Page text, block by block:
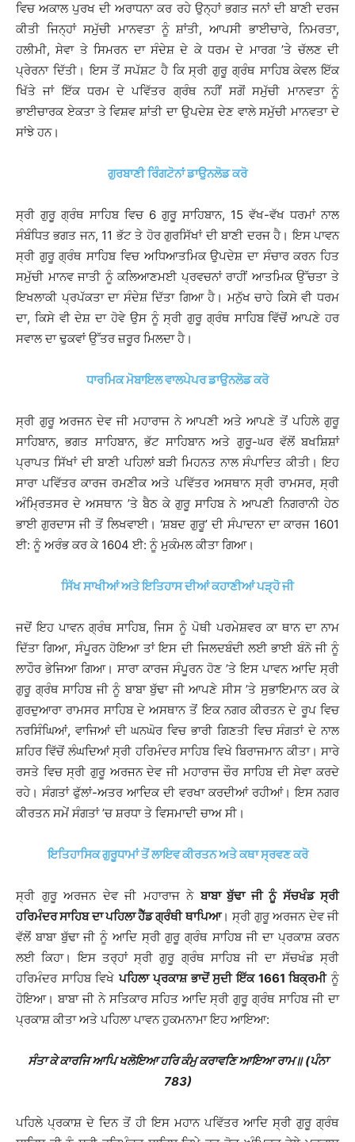
ਵਿਚ ਅਕਾਲ ਪੁਰਖ ਦੀ ਅਰਾਧਨਾ ਕਰ ਰਹੇ ਉਨ੍ਹਾਂ ਭਗਤ ਜਨਾਂ ਦੀ ਬਾਣੀ ਦਰਜ
ਕੀਤੀ ਜਿਨ੍ਹਾਂ ਸਮੁੱਚੀ ਮਾਨਵਤਾ ਨੂੰ ਸ਼ਾਂਤੀ, ਆਪਸੀ ਭਾਈਚਾਰੇ, ਨਿਮਰਤਾ,
ਹਲੀਮੀ, ਸੇਵਾ ਤੇ ਸਿਮਰਨ ਦਾ ਸੰਦੇਸ਼ ਦੇ ਕੇ ਧਰਮ ਦੇ ਮਾਰਗ ’ਤੇ ਚੱਲਣ ਦੀ
ਪ੍ਰੇਰਨਾ ਦਿੱਤੀ। ਇਸ ਤੋਂ ਸਪੱਸ਼ਟ ਹੈ ਕਿ ਸ੍ਰੀ ਗੁਰੂ ਗ੍ਰੰਥ ਸਾਹਿਬ ਕੇਵਲ ਇੱਕ
ਖਿੱਤੇ ਜਾਂ ਇੱਕ ਧਰਮ ਦੇ ਪਵਿੱਤਰ ਗ੍ਰੰਥ ਨਹੀਂ ਸਗੋਂ ਸਮੁੱਚੀ ਮਾਨਵਤਾ ਨੂੰ
ਭਾਈਚਾਰਕ ਏਕਤਾ ਤੇ ਵਿਸ਼ਵ ਸ਼ਾਂਤੀ ਦਾ ਉਪਦੇਸ਼ ਦੇਣ ਵਾਲੇ ਸਮੁੱਚੀ ਮਾਨਵਤਾ ਦੇ
ਸਾਂਝੇ ਹਨ।
ਗੁਰਬਾਣੀ ਰਿੰਗਟੋਨਾਂ ਡਾਉਨਲੋਡ ਕਰੋ
ਸ੍ਰੀ ਗੁਰੂ ਗ੍ਰੰਥ ਸਾਹਿਬ ਵਿਚ 6 ਗੁਰੂ ਸਾਹਿਬਾਨ, 15 ਵੱਖ-ਵੱਖ ਧਰਮਾਂ ਨਾਲ
ਸੰਬੰਧਿਤ ਭਗਤ ਜਨ, 11 ਭੱਟ ਤੇ ਹੋਰ ਗੁਰਸਿੱਖਾਂ ਦੀ ਬਾਣੀ ਦਰਜ ਹੈ। ਇਸ ਪਾਵਨ
ਸ੍ਰੀ ਗੁਰੂ ਗ੍ਰੰਥ ਸਾਹਿਬ ਵਿਚ ਅਧਿਆਤਮਿਕ ਉਪਦੇਸ਼ ਦਾ ਸੰਚਾਰ ਕਰਨ ਹਿਤ
ਸਮੁੱਚੀ ਮਾਨਵ ਜਾਤੀ ਨੂੰ ਕਲਿਆਣਮਈ ਪ੍ਰਵਚਨਾਂ ਰਾਹੀਂ ਆਤਮਿਕ ਉੱਚਤਾ ਤੇ
ਇਖਲਾਕੀ ਪ੍ਰਪੱਕਤਾ ਦਾ ਸੰਦੇਸ਼ ਦਿੱਤਾ ਗਿਆ ਹੈ। ਮਨੁੱਖ ਚਾਹੇ ਕਿਸੇ ਵੀ ਧਰਮ
ਦਾ, ਕਿਸੇ ਵੀ ਦੇਸ਼ ਦਾ ਹੋਵੇ ਉਸ ਨੂੰ ਸ੍ਰੀ ਗੁਰੂ ਗ੍ਰੰਥ ਸਾਹਿਬ ਵਿੱਚੋਂ ਆਪਣੇ ਹਰ
ਸਵਾਲ ਦਾ ਢੁਕਵਾਂ ਉੱਤਰ ਜ਼ਰੂਰ ਮਿਲਦਾ ਹੈ।
ਧਾਰਮਿਕ ਮੋਬਾਇਲ ਵਾਲਪੇਪਰ ਡਾਉਨਲੋਡ ਕਰੋ
ਸ੍ਰੀ ਗੁਰੂ ਅਰਜਨ ਦੇਵ ਜੀ ਮਹਾਰਾਜ ਨੇ ਆਪਣੀ ਅਤੇ ਆਪਣੇ ਤੋਂ ਪਹਿਲੇ ਗੁਰੂ
ਸਾਹਿਬਾਨ, ਭਗਤ ਸਾਹਿਬਾਨ, ਭੱਟ ਸਾਹਿਬਾਨ ਅਤੇ ਗੁਰੂ-ਘਰ ਵੱਲੋਂ ਬਖਸ਼ਿਸ਼ਾਂ
ਪ੍ਰਾਪਤ ਸਿੱਖਾਂ ਦੀ ਬਾਣੀ ਪਹਿਲਾਂ ਬੜੀ ਮਿਹਨਤ ਨਾਲ ਸੰਪਾਦਿਤ ਕੀਤੀ। ਇਹ
ਸਾਰਾ ਪਵਿੱਤਰ ਕਾਰਜ ਰਮਣੀਕ ਅਤੇ ਪਵਿੱਤਰ ਅਸਥਾਨ ਸ੍ਰੀ ਰਾਮਸਰ, ਸ੍ਰੀ
ਅੰਮ੍ਰਿਤਸਰ ਦੇ ਅਸਥਾਨ ’ਤੇ ਬੈਠ ਕੇ ਗੁਰੂ ਸਾਹਿਬ ਨੇ ਆਪਣੀ ਨਿਗਰਾਨੀ ਹੇਠ
ਭਾਈ ਗੁਰਦਾਸ ਜੀ ਤੋਂ ਲਿਖਵਾਈ। ‘ਸ਼ਬਦ ਗੁਰੂ’ ਦੀ ਸੰਪਾਦਨਾ ਦਾ ਕਾਰਜ 1601
ਈ: ਨੂੰ ਅਰੰਭ ਕਰ ਕੇ 1604 ਈ: ਨੂੰ ਮੁਕੰਮਲ ਕੀਤਾ ਗਿਆ।
ਸਿੱਖ ਸਾਖੀਆਂ ਅਤੇ ਇਤਿਹਾਸ ਦੀਆਂ ਕਹਾਣੀਆਂ ਪੜ੍ਹੋ ਜੀ
ਜਦੋਂ ਇਹ ਪਾਵਨ ਗ੍ਰੰਥ ਸਾਹਿਬ, ਜਿਸ ਨੂੰ ਪੋਥੀ ਪਰਮੇਸ਼ਵਰ ਕਾ ਥਾਨ ਦਾ ਨਾਮ
ਦਿੱਤਾ ਗਿਆ, ਸੰਪੂਰਨ ਹੋਇਆ ਤਾਂ ਇਸ ਦੀ ਜਿਲਦਬੰਦੀ ਲਈ ਭਾਈ ਬੰਨੋ ਜੀ ਨੂੰ
ਲਾਹੌਰ ਭੇਜਿਆ ਗਿਆ। ਸਾਰਾ ਕਾਰਜ ਸੰਪੂਰਨ ਹੋਣ ’ਤੇ ਇਸ ਪਾਵਨ ਆਦਿ ਸ੍ਰੀ
ਗੁਰੂ ਗ੍ਰੰਥ ਸਾਹਿਬ ਜੀ ਨੂੰ ਬਾਬਾ ਬੁੱਢਾ ਜੀ ਆਪਣੇ ਸੀਸ ’ਤੇ ਸੁਭਾਇਮਾਨ ਕਰ ਕੇ
ਗੁਰਦੁਆਰਾ ਰਾਮਸਰ ਸਾਹਿਬ ਦੇ ਅਸਥਾਨ ਤੋਂ ਇਕ ਨਗਰ ਕੀਰਤਨ ਦੇ ਰੂਪ ਵਿਚ
ਨਰਸਿੰਘਿਆਂ, ਵਾਜਿਆਂ ਦੀ ਘਨਘੋਰ ਵਿਚ ਭਾਰੀ ਗਿਣਤੀ ਵਿਚ ਸੰਗਤਾਂ ਦੇ ਨਾਲ
ਸ਼ਹਿਰ ਵਿੱਚੋਂ ਲੰਘਦਿਆਂ ਸ੍ਰੀ ਹਰਿਮੰਦਰ ਸਾਹਿਬ ਵਿਖੇ ਬਿਰਾਜਮਾਨ ਕੀਤਾ। ਸਾਰੇ
ਰਸਤੇ ਵਿਚ ਸ੍ਰੀ ਗੁਰੂ ਅਰਜਨ ਦੇਵ ਜੀ ਮਹਾਰਾਜ ਚੌਰ ਸਾਹਿਬ ਦੀ ਸੇਵਾ ਕਰਦੇ
ਰਹੇ। ਸੰਗਤਾਂ ਫੁੱਲਾਂ-ਅਤਰ ਆਦਿਕ ਦੀ ਵਰਖਾ ਕਰਦੀਆਂ ਰਹੀਆਂ। ਇਸ ਨਗਰ
ਕੀਰਤਨ ਸਮੇਂ ਸੰਗਤਾਂ ’ਚ ਸ਼ਰਧਾ ਤੇ ਵਿਸਮਾਦੀ ਚਾਅ ਸੀ।
ਇਤਿਹਾਸਿਕ ਗੁਰੂਧਾਮਾਂ ਤੋਂ ਲਾਇਵ ਕੀਰਤਨ ਅਤੇ ਕਥਾ ਸ੍ਰਵਣ ਕਰੋ
ਸ੍ਰੀ ਗੁਰੂ ਅਰਜਨ ਦੇਵ ਜੀ ਮਹਾਰਾਜ ਨੇਬਾਬਾ ਬੁੱਢਾ ਜੀ ਨੂੰ ਸੱਚਖੰਡ ਸ੍ਰੀ
ਹਰਿਮੰਦਰ ਸਾਹਿਬ ਦਾ ਪਹਿਲਾ ਹੈੱਡ ਗ੍ਰੰਥੀ ਥਾਪਿਆ। ਸ੍ਰੀ ਗੁਰੂ ਅਰਜਨ ਦੇਵ ਜੀ
ਵੱਲੋਂ ਬਾਬਾ ਬੁੱਢਾ ਜੀ ਨੂੰ ਆਦਿ ਸ੍ਰੀ ਗੁਰੂ ਗ੍ਰੰਥ ਸਾਹਿਬ ਜੀ ਦਾ ਪ੍ਰਕਾਸ਼ ਕਰਨ
ਲਈ ਕਿਹਾ। ਇਸ ਤਰ੍ਹਾਂ ਸ੍ਰੀ ਗੁਰੂ ਗ੍ਰੰਥ ਸਾਹਿਬ ਜੀ ਦਾ ਸੱਚਖੰਡ ਸ੍ਰੀ
ਹਰਿਮੰਦਰ ਸਾਹਿਬ ਵਿਖੇਪਹਿਲਾ ਪ੍ਰਕਾਸ਼ ਭਾਦੋਂ ਸੁਦੀ ਇੱਕ 1661 ਬਿਕ੍ਰਮੀਨੂੰ
ਹੋਇਆ। ਬਾਬਾ ਜੀ ਨੇ ਸਤਿਕਾਰ ਸਹਿਤ ਆਦਿ ਸ੍ਰੀ ਗੁਰੂ ਗ੍ਰੰਥ ਸਾਹਿਬ ਜੀ ਦਾ
ਪ੍ਰਕਾਸ਼ ਕੀਤਾ ਅਤੇ ਪਹਿਲਾ ਪਾਵਨ ਹੁਕਮਨਾਮਾ ਇਹ ਆਇਆ:
ਸੰਤਾ ਕੇ ਕਾਰਜਿ ਆਪਿ ਖਲੋਇਆ ਹਰਿ ਕੰਮੁ ਕਰਾਵਣਿ ਆਇਆ ਰਾਮ॥ (ਪੰਨਾ
783)
ਪਹਿਲੇ ਪ੍ਰਕਾਸ਼ ਦੇ ਦਿਨ ਤੋਂ ਹੀ ਇਸ ਮਹਾਨ ਪਵਿੱਤਰ ਆਦਿ ਸ੍ਰੀ ਗੁਰੂ ਗ੍ਰੰਥ